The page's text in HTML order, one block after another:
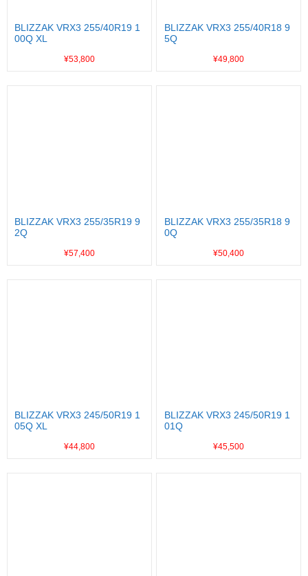
BLIZZAK VRX3 255/40R19 1
00Q XL
¥53,800
BLIZZAK VRX3 255/40R18 9
5Q
¥49,800
BLIZZAK VRX3 255/35R19 9
2Q
¥57,400
BLIZZAK VRX3 255/35R18 9
0Q
¥50,400
BLIZZAK VRX3 245/50R19 1
05Q XL
¥44,800
BLIZZAK VRX3 245/50R19 1
01Q
¥45,500